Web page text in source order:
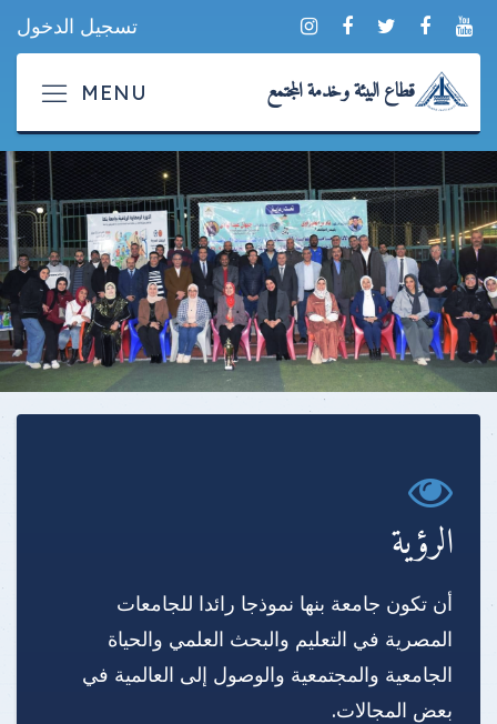
تسجيل الدخول
قطاع البيئة وخدمة المجتمع
الرؤية
أن تكون جامعة بنها نموذجا رائدا للجامعات
المصرية في التعليم والبحث العلمي والحياة
الجامعية والمجتمعية والوصول إلى العالمية في
بعض المجالات.